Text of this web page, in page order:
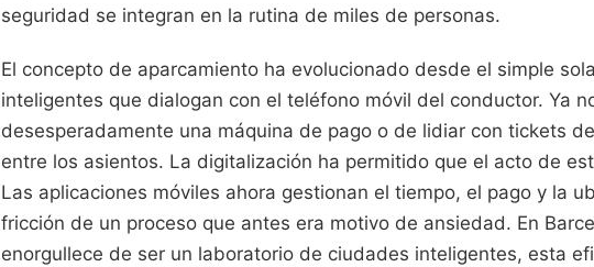
seguridad se integran en la rutina de miles de personas.
El concepto de aparcamiento ha evolucionado desde el simple
inteligentes que dialogan con el teléfono móvil del conductor. Ya
desesperadamente una máquina de pago o de lidiar con tickets
entre los asientos. La digitalización ha permitido que el acto de
Las aplicaciones móviles ahora gestionan el tiempo, el pago y la
fricción de un proceso que antes era motivo de ansiedad. En
enorgullece de ser un laboratorio de ciudades inteligentes, esta